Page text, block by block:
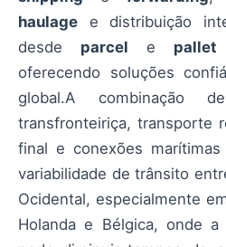
haulage e distribuição
desde parcel e pallet
oferecendo soluções
global.A combinação
transfronteiriça, transporte
final e conexões
variabilidade de trânsito
Ocidental, especialmente
Holanda e Bélgica, onde a